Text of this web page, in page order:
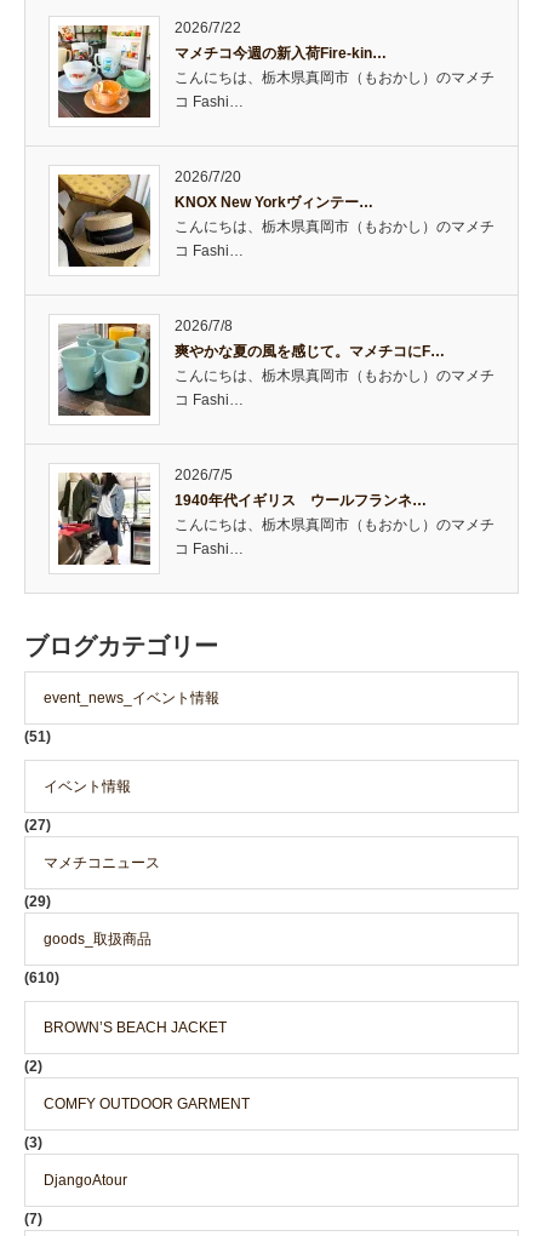
2026/7/22
マメチコ今週の新入荷Fire-kin…
こんにちは、栃木県真岡市（もおかし）のマメチ
コ Fashi…
2026/7/20
KNOX New Yorkヴィンテー…
こんにちは、栃木県真岡市（もおかし）のマメチ
コ Fashi…
2026/7/8
爽やかな夏の風を感じて。マメチコにF…
こんにちは、栃木県真岡市（もおかし）のマメチ
コ Fashi…
2026/7/5
1940年代イギリス ウールフランネ…
こんにちは、栃木県真岡市（もおかし）のマメチ
コ Fashi…
ブログカテゴリー
event_news_イベント情報
(51)
イベント情報
(27)
マメチコニュース
(29)
goods_取扱商品
(610)
BROWN’S BEACH JACKET
(2)
COMFY OUTDOOR GARMENT
(3)
DjangoAtour
(7)